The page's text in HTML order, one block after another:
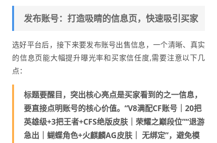
发布账号：打造吸睛的信息页，快速吸引买家
选好平台后，接下来要发布账号出售信息，一个清晰、真实
的信息页能大幅提升曝光率和买家信任度,需要注意以下几
点：
标题要醒目，突出核心亮点是买家看到的之一信息，
要直接点明账号的核心价值。“V8满配CF账号｜20把
英雄级+3把王者+CFS绝版皮肤｜荣耀之巅段位”“退游
急出｜蝴蝶角色+火麒麟AG皮肤｜ 无绑定”，避免模